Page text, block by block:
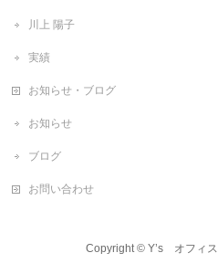
川上 陽子
実績
お知らせ・ブログ
お知らせ
ブログ
お問い合わせ
Copyright ©Y’s オフィス